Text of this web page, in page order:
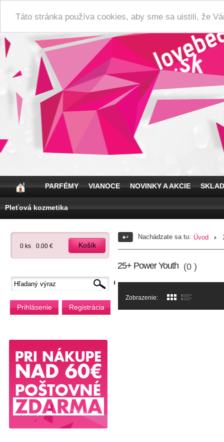
Táto stránka používa cookies, aby sme sa uistili, že
PARFÉMY VIANOCE NOVINKY A AKCIE
Pleťová kozmetika
0 ks 0.00 € Košík
Prihlásenie Registrácia
Nachádzate sa tu: Úvod
25+ Power Youth (0 )
Zobrazenie: